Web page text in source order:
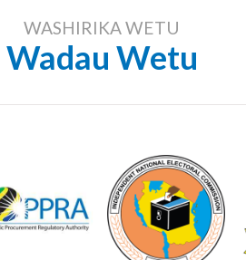
WASHIRIKA WETU
Wadau Wetu